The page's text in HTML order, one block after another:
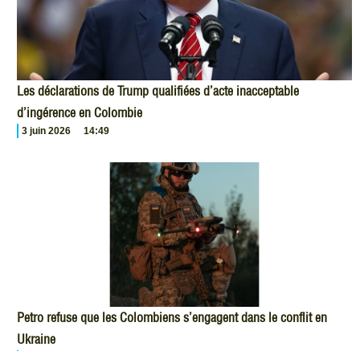
Les déclarations de Trump qualifiées d’acte inacceptable
d’ingérence en Colombie
3 juin 2026 14:49
Petro refuse que les Colombiens s’engagent dans le conflit en
Ukraine